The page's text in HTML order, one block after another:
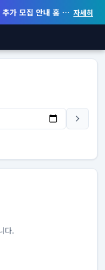
가 모집 안내 홈 화면 위젯 등 지원 자세히
다.